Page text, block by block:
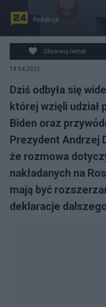
PAP
Redakcja
Obserwuj temat
19.04.2022
Dziś odbyła się
której wzięli udział
Biden oraz
Prezydent Andrzej
że rozmowa
nakładanych na
mają być
deklaracje